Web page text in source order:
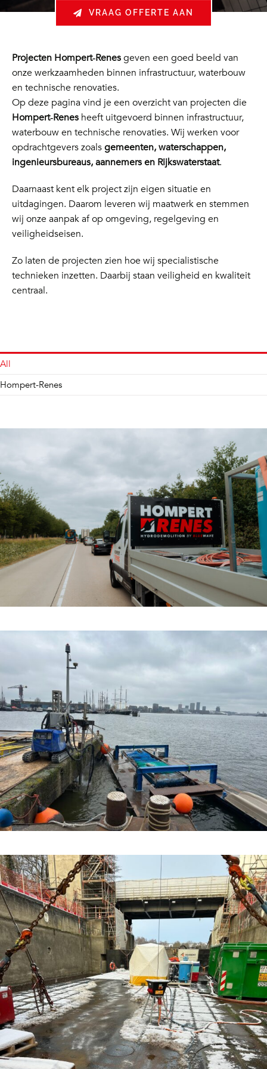
VRAAG OFFERTE AAN
Projecten Hompert‑Renesgeven een goed beeld van
onze werkzaamheden binnen infrastructuur, waterbouw
en technische renovaties.
Op deze pagina vind je een overzicht van projecten die
Hompert‑Renesheeft uitgevoerd binnen infrastructuur,
waterbouw en technische renovaties. Wij werken voor
opdrachtgevers zoalsgemeenten, waterschappen,
ingenieursbureaus, aannemers en Rijkswaterstaat.
Daarnaast kent elk project zijn eigen situatie en
uitdagingen. Daarom leveren wij maatwerk en stemmen
wij onze aanpak af op omgeving, regelgeving en
veiligheidseisen.
Zo laten de projecten zien hoe wij specialistische
technieken inzetten. Daarbij staan veiligheid en kwaliteit
centraal.
All
Hompert-Renes